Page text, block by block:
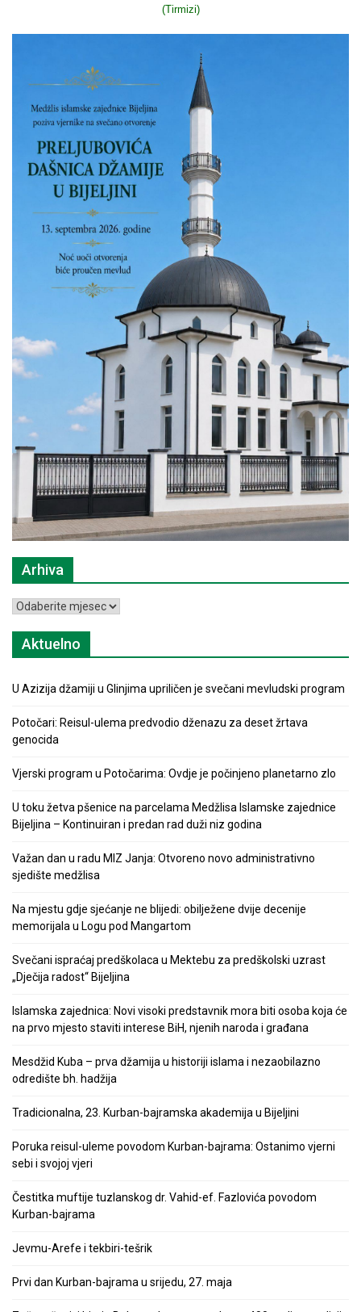
(Tirmizi)
Arhiva
Arhiva
Aktuelno
U Azizija džamiji u Glinjima upriličen je svečani mevludski program
Potočari: Reisul-ulema predvodio dženazu za deset žrtava
genocida
Vjerski program u Potočarima: Ovdje je počinjeno planetarno zlo
U toku žetva pšenice na parcelama Medžlisa Islamske zajednice
Bijeljina – Kontinuiran i predan rad duži niz godina
Važan dan u radu MIZ Janja: Otvoreno novo administrativno
sjedište medžlisa
Na mjestu gdje sjećanje ne blijedi: obilježene dvije decenije
memorijala u Logu pod Mangartom
Svečani ispraćaj predškolaca u Mektebu za predškolski uzrast
„Dječija radost“ Bijeljina
Islamska zajednica: Novi visoki predstavnik mora biti osoba koja će
na prvo mjesto staviti interese BiH, njenih naroda i građana
Mesdžid Kuba – prva džamija u historiji islama i nezaobilazno
odredište bh. hadžija
Tradicionalna, 23. Kurban-bajramska akademija u Bijeljini
Poruka reisul-uleme povodom Kurban-bajrama: Ostanimo vjerni
sebi i svojoj vjeri
Čestitka muftije tuzlanskog dr. Vahid-ef. Fazlovića povodom
Kurban-bajrama
Jevmu-Arefe i tekbiri-tešrik
Prvi dan Kurban-bajrama u srijedu, 27. maja